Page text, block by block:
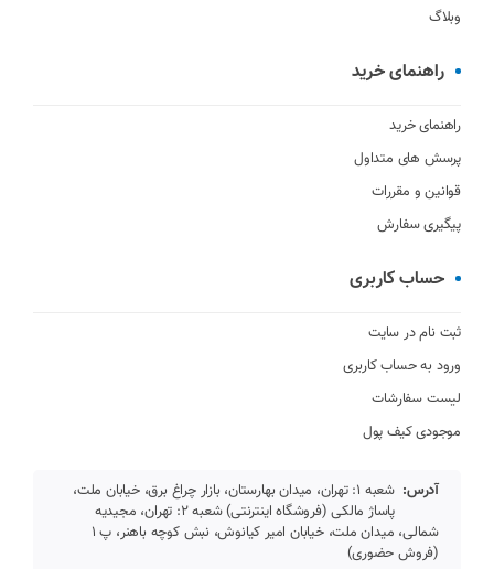
وبلاگ
راهنمای خرید
راهنمای خرید
پرسش های متداول
قوانین و مقررات
پیگیری سفارش
حساب کاربری
ثبت نام در سایت
ورود به حساب کاربری
لیست سفارشات
موجودی کیف پول
آدرس:
شعبه 1: تهران، میدان بهارستان، بازار چراغ برق، خیابان ملت،
پاساژ مالکی (فروشگاه اینترنتی) شعبه 2: تهران، مجیدیه
شمالی، میدان ملت، خیابان امیر کیانوش، نبش کوچه باهنر، پ 1
(فروش حضوری)